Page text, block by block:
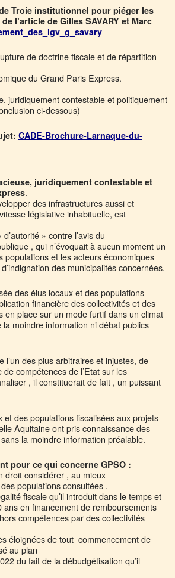
Troie institutionnel pour piéger les
l’article de Gilles SAVARY et Marc
de doctrine fiscale et de répartition
du Grand Paris Express.
juridiquement contestable et politiquement
ci-dessous)
CADE-Brochure-Larnaque-du-
juridiquement contestable et
.
des infrastructures aussi et
législative inhabituelle, est
» contre l’avis du
, qui n’évoquait à aucun moment un
populations et les acteurs économiques
des municipalités concernées.
des élus locaux et des populations
financière des collectivités et des
place sur un mode furtif dans un climat
la moindre information ni débat publics
des plus arbitraires et injustes, de
compétences de l’Etat sur les
, il constituerait de fait , un puissant
et des populations fiscalisées aux projets
Aquitaine ont pris connaissance des
la moindre information préalable.
pour ce qui concerne GPSO :
droit considérer , au mieux
populations consultées .
fiscale qu’il introduit dans le temps et
en financement de remboursements
compétences par des collectivités
éloignées de tout commencement de
au plan
du fait de la débudgétisation qu’il